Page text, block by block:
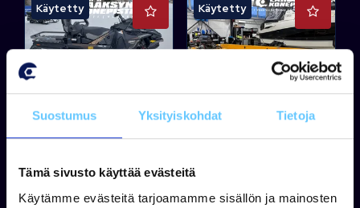
Suostumus Yksityiskohdat Tietoja
Tämä sivusto käyttää evästeitä
Käytämme evästeitä tarjoamamme sisällön ja mainosten
Käytetty
LYNX
900ACE TURBO 2025
Käytetty
20